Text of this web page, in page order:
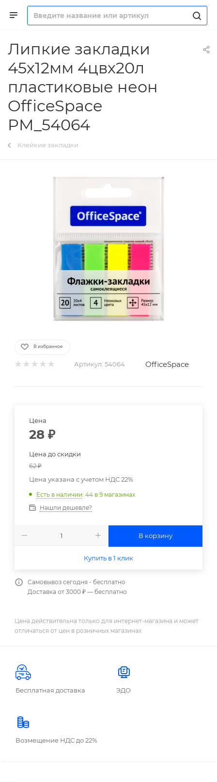
Липкие закладки
45х12мм 4цвх20л
пластиковые неон
OfficeSpace
PM_54064
Клейкие закладки
В избранное
Артикул: 54064 OfficeSpace
Цена
28 ₽
Цена до скидки
62₽
Цена указана с учетом НДС 22%
Есть в наличии: 44 в 9 магазинах
Нашли дешевле?
В корзину
Купить в 1 клик
Самовывоз сегодня - бесплатно
Доставка от 3000 ₽ — бесплатно
Цена действительна только для интернет-магазина и может
отличаться от цен в розничных магазинах
Бесплатная доставка ЭДО
Возмещение НДС до 22%